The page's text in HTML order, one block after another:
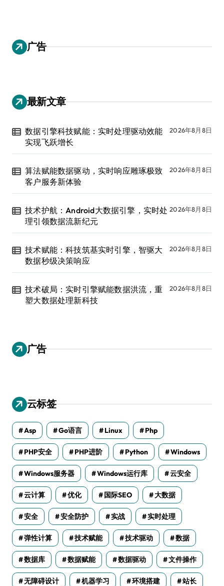
广告
最新文章
数据引擎科技赋能：实时处理驱动效能
实现飞跃增长
2026年8月8日
算法赋能数据驱动，实时响应雕琢极致
客户服务新体验
2026年8月8日
技术护航：Android大数据引擎，实时处
理引领数据流新纪元
2026年8月8日
技术赋能：科技筑基实时引擎，智驱大
数据秒级决策响应
2026年8月8日
技术破局：实时引擎赋能数据洪流，重
塑大数据处理新科技
2026年8月8日
广告
云标签
Asp Go语言 Linux Php
PHP安全 PHP进阶 Python Windows
Windows服务器 Windows运行库 云安全
云计算 优化 国际SEO 大数据
安全 安全防护 实战 实时处理
弹性计算 技术赋能 技术驱动 数据
数据库 数据赋能 数据驱动 文件操作
无障碍设计 机器学习 环境搭建 站长